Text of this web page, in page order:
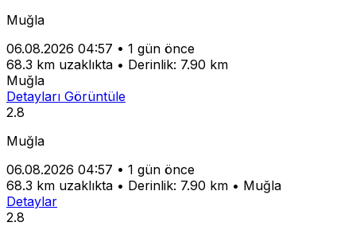
Muğla
06.08.2026 04:57 • 1 gün önce
68.3 km uzaklıkta • Derinlik: 7.90 km
Muğla
Detayları Görüntüle
2.8
Muğla
06.08.2026 04:57 • 1 gün önce
68.3 km uzaklıkta • Derinlik: 7.90 km • Muğla
Detaylar
2.8